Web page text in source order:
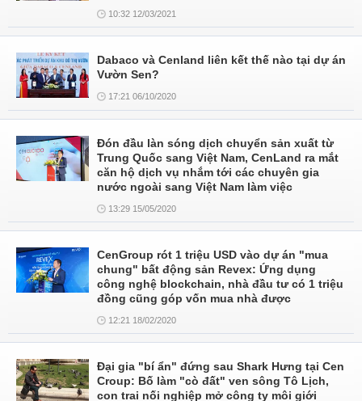
10:32 12/03/2021
Dabaco và Cenland liên kết thế nào tại dự án
Vườn Sen?
17:21 06/10/2020
Đón đầu làn sóng dịch chuyển sản xuất từ
Trung Quốc sang Việt Nam, CenLand ra mắt
căn hộ dịch vụ nhắm tới các chuyên gia
nước ngoài sang Việt Nam làm việc
13:29 15/05/2020
CenGroup rót 1 triệu USD vào dự án "mua
chung" bất động sản Revex: Ứng dụng
công nghệ blockchain, nhà đầu tư có 1 triệu
đồng cũng góp vốn mua nhà được
12:21 18/02/2020
Đại gia "bí ẩn" đứng sau Shark Hưng tại Cen
Croup: Bố làm "cò đất" ven sông Tô Lịch,
con trai nối nghiệp mở công ty môi giới